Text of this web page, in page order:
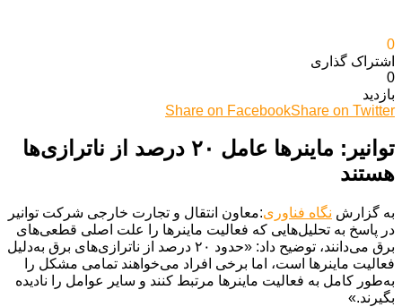
0
اشتراک گذاری‌
0
بازدید
Share on FacebookShare on Twitter
توانیر: ماینرها عامل ۲۰ درصد از ناترازی‌ها
هستند
به گزارش نگاه فناوری:معاون انتقال و تجارت خارجی شرکت توانیر
در پاسخ به تحلیل‌هایی که فعالیت ماینرها را علت اصلی قطعی‌های
برق می‌دانند، توضیح داد: «حدود ۲۰ درصد از ناترازی‌های برق به‌دلیل
فعالیت ماینرها است، اما برخی افراد می‌خواهند تمامی مشکل را
به‌طور کامل به فعالیت ماینرها مرتبط کنند و سایر عوامل را نادیده
بگیرند.»